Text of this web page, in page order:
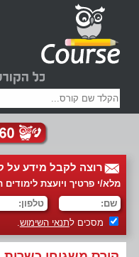
רוצה לקבל מידע על
מלא/י פרטיך ויועצת
מסכים לתנאי השימוש.